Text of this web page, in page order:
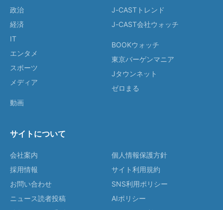
政治
経済
IT
エンタメ
スポーツ
メディア
動画
J-CASTトレンド
J-CAST会社ウォッチ
BOOKウォッチ
東京バーゲンマニア
Jタウンネット
ゼロまる
サイトについて
会社案内
採用情報
お問い合わせ
ニュース読者投稿
個人情報保護方針
サイト利用規約
SNS利用ポリシー
AIポリシー